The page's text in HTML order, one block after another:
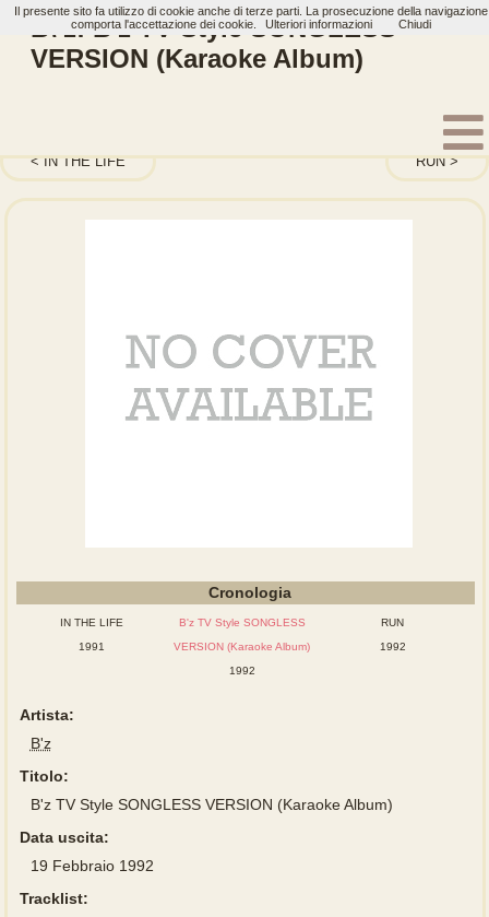
B\'z: B'z TV Style SONGLESS
VERSION (Karaoke Album)
IN THE LIFE RUN
Cronologia
IN THE LIFE
1991
B'z TV Style SONGLESS
VERSION (Karaoke Album)
1992
RUN
1992
Artista:
B'z
Titolo:
B'z TV Style SONGLESS VERSION (Karaoke Album)
Data uscita:
19 Febbraio 1992
Tracklist:
Il presente sito fa utilizzo di cookie anche di terze parti. La prosecuzione della navigazione
comporta l'accettazione dei cookie.
Ulteriori informazioni Chiudi